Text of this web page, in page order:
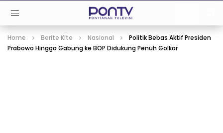
Home Berite Kite Nasional
Politik Bebas Aktif Presiden
Prabowo Hingga Gabung ke BOP Didukung Penuh Golkar